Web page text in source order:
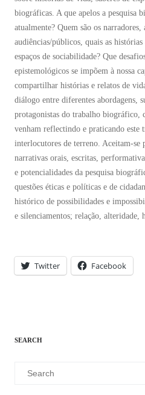
biográficas. A que apelos a pesquisa
atualmente? Quem são os narradores,
audiências/públicos, quais as histórias
espaços de sociabilidade? Que
epistemológicos se impõem à nossa
compartilhar histórias e relatos de
diálogo entre diferentes abordagens,
protagonistas do trabalho biográfico,
venham reflectindo e praticando este
interlocutores de terreno. Aceitam-se
narrativas orais, escritas,
e potencialidades da pesquisa
questões éticas e políticas e de
histórico de possibilidades e
e silenciamentos; relação, alteridade,
Twitter Facebook
SEARCH